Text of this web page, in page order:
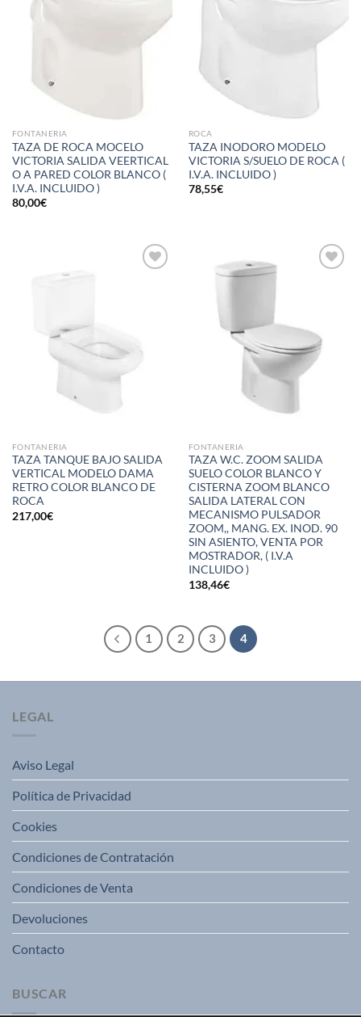
FONTANERIA
TAZA DE ROCA MOCELO
VICTORIA SALIDA VEERTICAL
O A PARED COLOR BLANCO (
I.V.A. INCLUIDO )
80,00€
ROCA
TAZA INODORO MODELO
VICTORIA S/SUELO DE ROCA (
I.V.A. INCLUIDO )
78,55€
FONTANERIA
TAZA TANQUE BAJO SALIDA
VERTICAL MODELO DAMA
RETRO COLOR BLANCO DE
ROCA
217,00€
FONTANERIA
TAZA W.C. ZOOM SALIDA
SUELO COLOR BLANCO Y
CISTERNA ZOOM BLANCO
SALIDA LATERAL CON
MECANISMO PULSADOR
ZOOM,, MANG. EX. INOD. 90
SIN ASIENTO, VENTA POR
MOSTRADOR, ( I.V.A
INCLUIDO )
138,46€
1 2 3 4
LEGAL
Aviso Legal
Política de Privacidad
Cookies
Condiciones de Contratación
Condiciones de Venta
Devoluciones
Contacto
BUSCAR